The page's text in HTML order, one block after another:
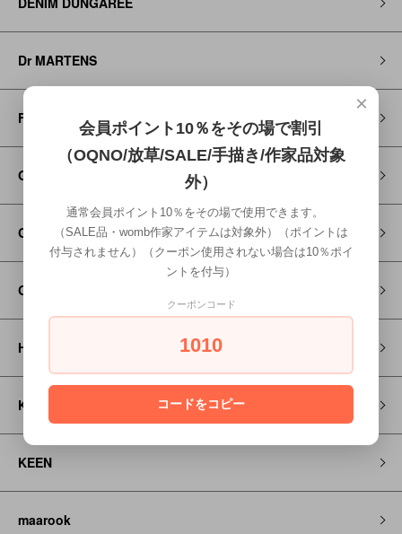
Dr MARTENS
FITH
Go to Hollywood
GRAMICCI
GROOVY COLORS
HOSO
KAPITAL
KEEN
maarook
×
会員ポイント10％をその場で割引
（OQNO/放草/SALE/手描き/作家品対象
外）
通常会員ポイント10％をその場で使用できます。
（SALE品・womb作家アイテムは対象外）（ポイントは
付与されません）（クーポン使用されない場合は10％ポイ
ントを付与）
クーポンコード
1010
コードをコピー